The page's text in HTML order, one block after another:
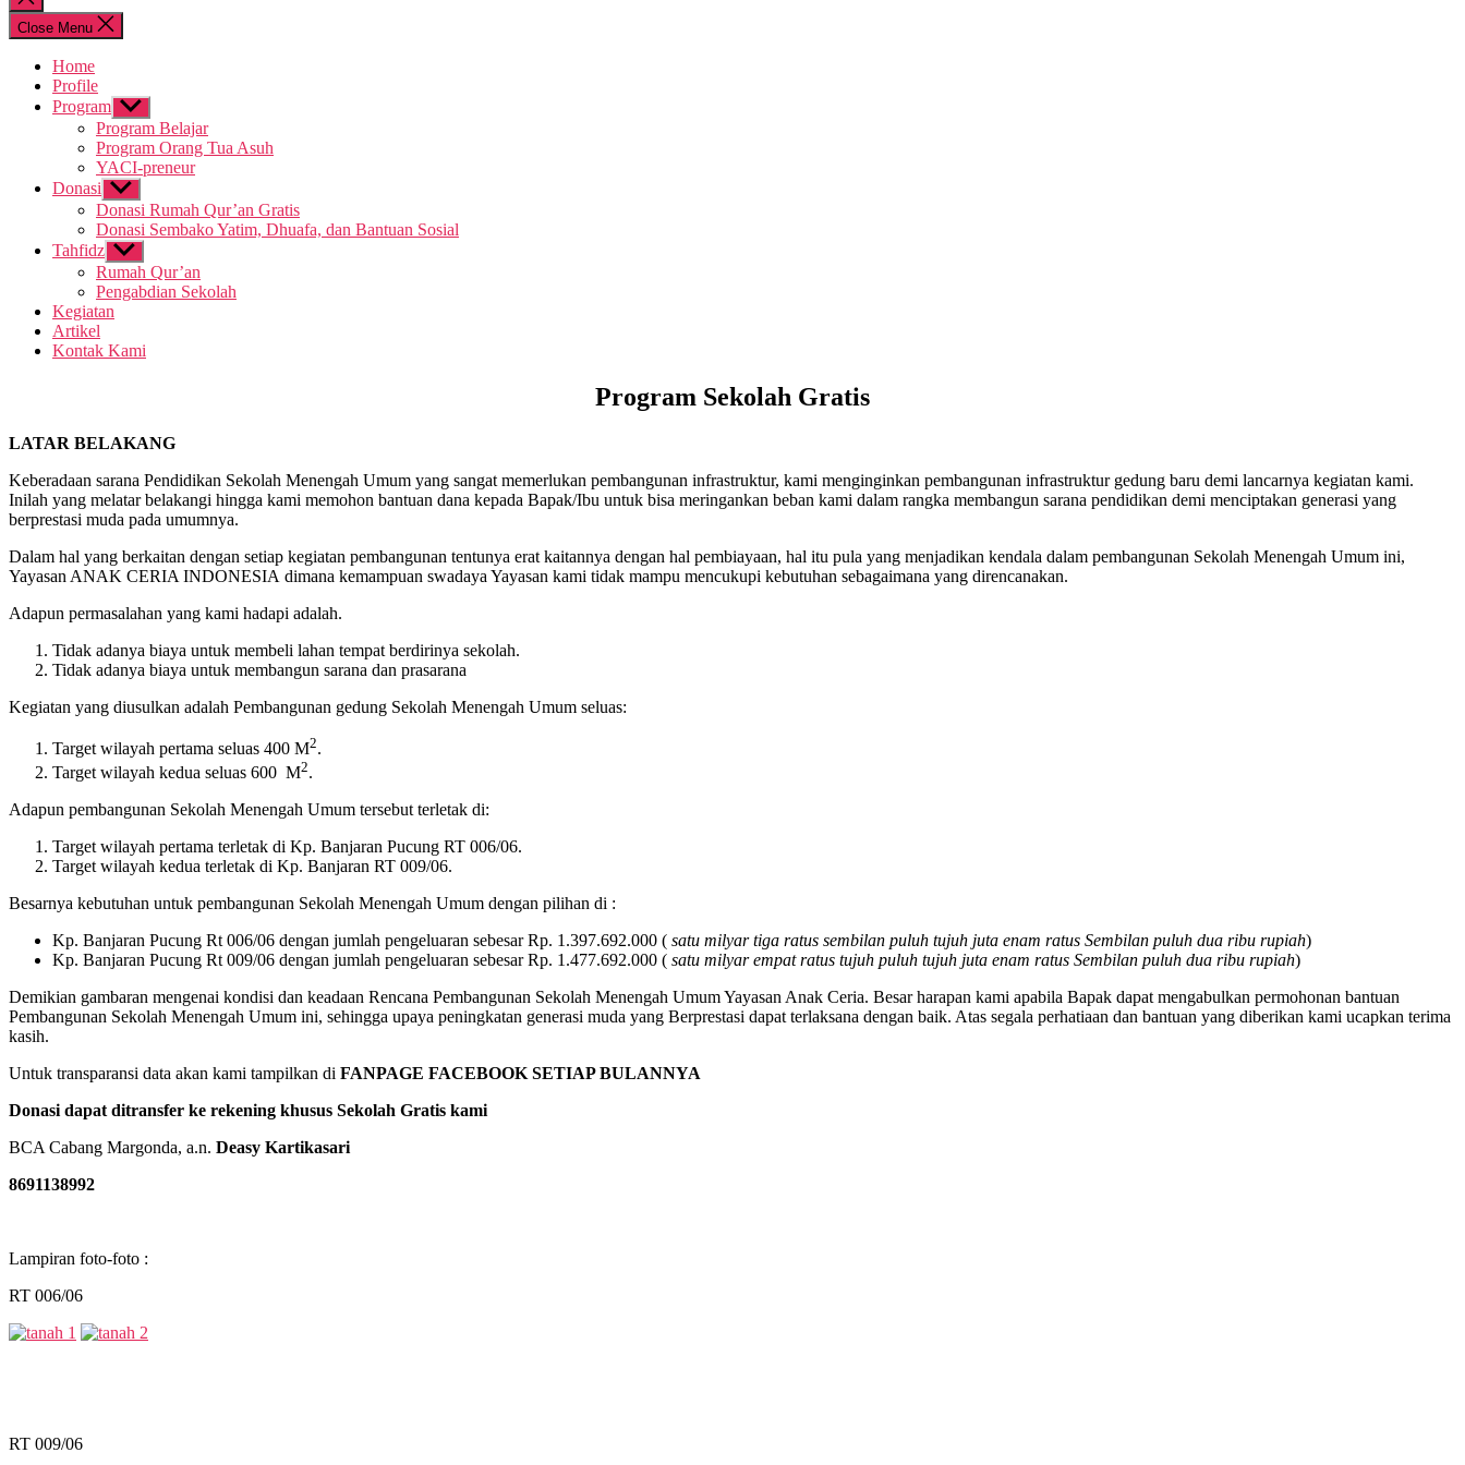
search
Close Menu
Home
Profile
Program Show
sub
menu
Program Belajar
Program Orang Tua Asuh
YACI-preneur
Donasi Show
sub
menu
Donasi Rumah Qur’an Gratis
Donasi Sembako Yatim, Dhuafa, dan Bantuan Sosial
Tahfidz Show
sub
menu
Rumah Qur’an
Pengabdian Sekolah
Kegiatan
Artikel
Kontak Kami
Program Sekolah Gratis
LATAR BELAKANG
Keberadaan sarana Pendidikan Sekolah Menengah Umum yang sangat memerlukan pembangunan infrastruktur, kami menginginkan pembangunan infrastruktur gedung baru demi lancarnya kegiatan kami.
Inilah yang melatar belakangi hingga kami memohon bantuan dana kepada Bapak/Ibu untuk bisa meringankan beban kami dalam rangka membangun sarana pendidikan demi menciptakan generasi yang
berprestasi muda pada umumnya.
Dalam hal yang berkaitan dengan setiap kegiatan pembangunan tentunya erat kaitannya dengan hal pembiayaan, hal itu pula yang menjadikan kendala dalam pembangunan Sekolah Menengah Umum ini,
Yayasan ANAK CERIA INDONESIA dimana kemampuan swadaya Yayasan kami tidak mampu mencukupi kebutuhan sebagaimana yang direncanakan.
Adapun permasalahan yang kami hadapi adalah.
Tidak adanya biaya untuk membeli lahan tempat berdirinya sekolah.
Tidak adanya biaya untuk membangun sarana dan prasarana
Kegiatan yang diusulkan adalah Pembangunan gedung Sekolah Menengah Umum seluas:
Target wilayah pertama seluas 400 M2.
Target wilayah kedua seluas 600 M2.
Adapun pembangunan Sekolah Menengah Umum tersebut terletak di:
Target wilayah pertama terletak di Kp. Banjaran Pucung RT 006/06.
Target wilayah kedua terletak di Kp. Banjaran RT 009/06.
Besarnya kebutuhan untuk pembangunan Sekolah Menengah Umum dengan pilihan di :
Kp. Banjaran Pucung Rt 006/06 dengan jumlah pengeluaran sebesar Rp. 1.397.692.000 ( satu milyar tiga ratus sembilan puluh tujuh juta enam ratus Sembilan puluh dua ribu rupiah)
Kp. Banjaran Pucung Rt 009/06 dengan jumlah pengeluaran sebesar Rp. 1.477.692.000 ( satu milyar empat ratus tujuh puluh tujuh juta enam ratus Sembilan puluh dua ribu rupiah)
Demikian gambaran mengenai kondisi dan keadaan Rencana Pembangunan Sekolah Menengah Umum Yayasan Anak Ceria. Besar harapan kami apabila Bapak dapat mengabulkan permohonan bantuan
Pembangunan Sekolah Menengah Umum ini, sehingga upaya peningkatan generasi muda yang Berprestasi dapat terlaksana dengan baik. Atas segala perhatiaan dan bantuan yang diberikan kami ucapkan terima
kasih.
Untuk transparansi data akan kami tampilkan di FANPAGE FACEBOOK SETIAP BULANNYA
Donasi dapat ditransfer ke rekening khusus Sekolah Gratis kami
BCA Cabang Margonda, a.n. Deasy Kartikasari
8691138992
Lampiran foto-foto :
RT 006/06
RT 009/06